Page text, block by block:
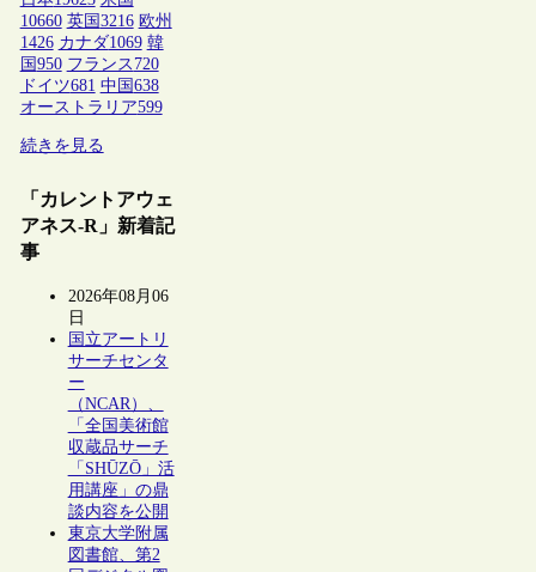
10660 英国 3216 欧州
1426 カナダ1069 韓
国 950 フランス 720
ドイツ681 中国 638
オーストラリア599
続きを見る
「カレントアウェ
アネス-R」新着記
事
2026年08月06
日
国立アートリ
サーチセンタ
ー
（NCAR）、
「全国美術館
収蔵品サーチ
「SHŪZŌ」活
用講座」の鼎
談内容を公開
東京大学附属
図書館、第2